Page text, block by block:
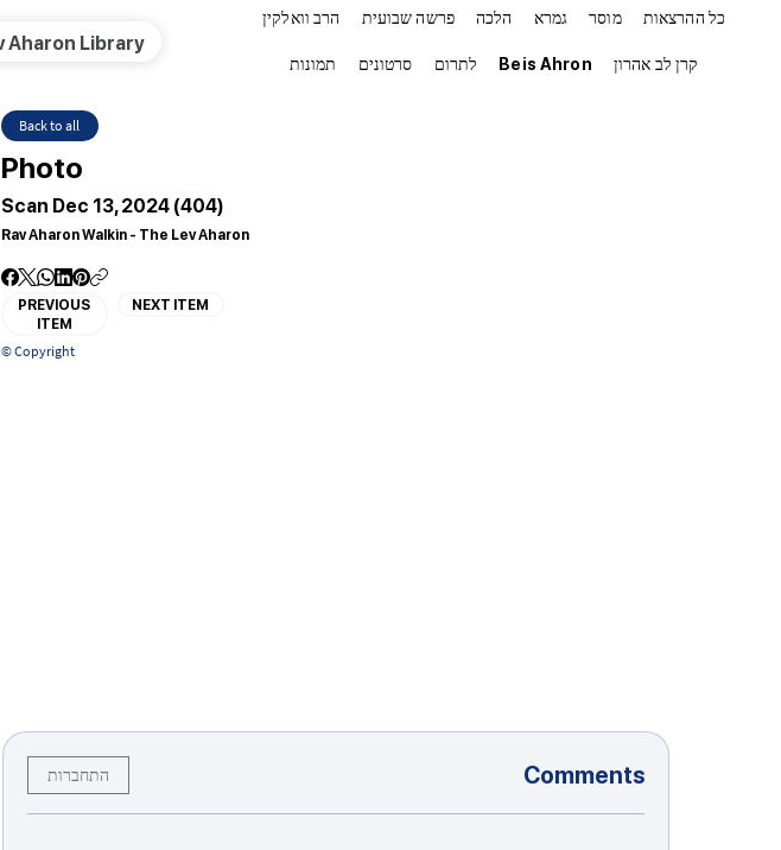
הרב וואלקין פרשה שבועית הלכה גמרא מוסר כל ההרצאות
תמונות סרטונים לתרום Beis Ahron קרן לב אהרון
Back to all
Photo
Scan Dec 13, 2024 (404)
Rav Aharon Walkin - The Lev Aharon
PREVIOUS
ITEM
NEXT ITEM
© Copyright
Comments התחברות